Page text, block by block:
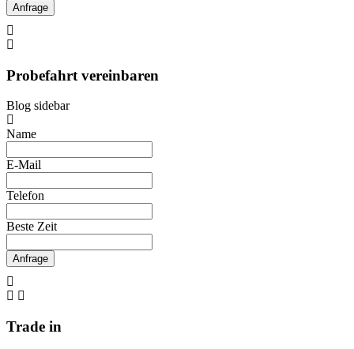
Anfrage
Probefahrt vereinbaren
Blog sidebar
Name
E-Mail
Telefon
Beste Zeit
Anfrage
Trade in